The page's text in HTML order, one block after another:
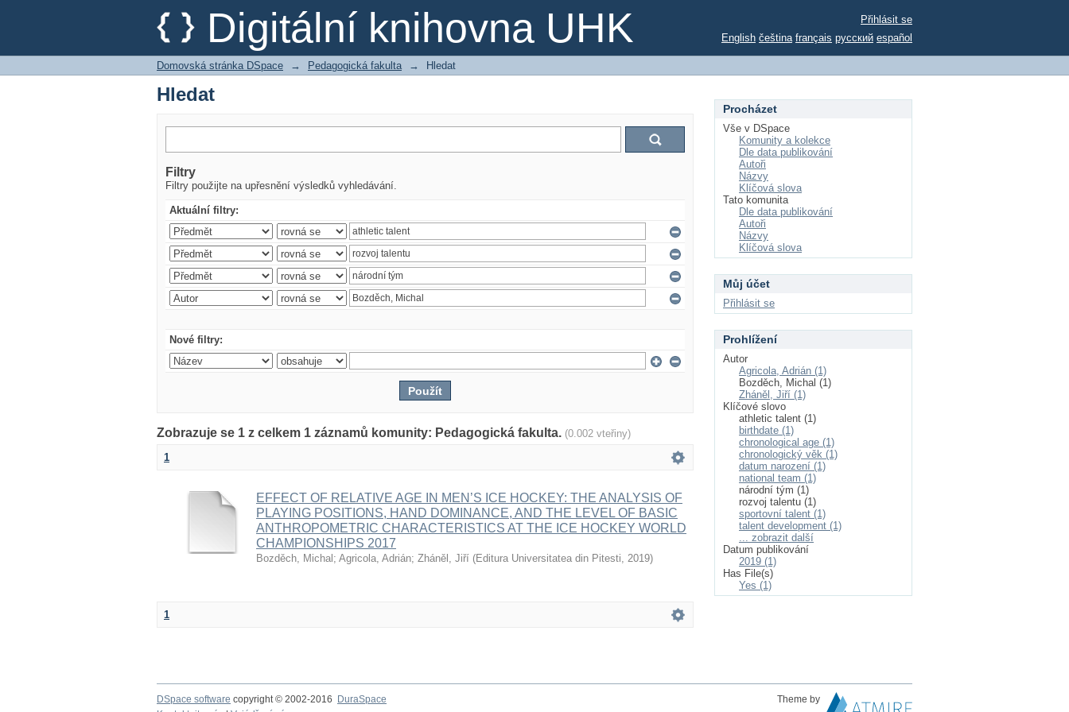
Digitální knihovna UHK
Hledat
Přihlásit se
English čeština français русский español
Domovská stránka DSpace → Pedagogická fakulta → Hledat
Hledat
Filtry
Filtry použijte na upřesnění výsledků vyhledávání.
Aktuální filtry:
Nové filtry:
Zobrazuje se 1 z celkem 1 záznamů komunity: Pedagogická fakulta. (0.002 vteřiny)
1
EFFECT OF RELATIVE AGE IN MEN’S ICE HOCKEY: THE ANALYSIS OF
PLAYING POSITIONS, HAND DOMINANCE, AND THE LEVEL OF BASIC
ANTHROPOMETRIC CHARACTERISTICS AT THE ICE HOCKEY WORLD
CHAMPIONSHIPS 2017
Bozděch, Michal ; Agricola, Adrián; Zháněl, Jiří (Editura Universitatea din Pitesti, 2019)
1
Procházet
Vše v DSpace
Komunity a kolekce
Dle data publikování
Autoři
Názvy
Klíčová slova
Tato komunita
Dle data publikování
Autoři
Názvy
Klíčová slova
Můj účet
Přihlásit se
Prohlížení
Autor
Agricola, Adrián (1)
Bozděch, Michal (1)
Zháněl, Jiří (1)
Klíčové slovo
athletic talent (1)
birthdate (1)
chronological age (1)
chronologický věk (1)
datum narození (1)
national team (1)
národní tým (1)
rozvoj talentu (1)
sportovní talent (1)
talent development (1)
... zobrazit další
Datum publikování
2019 (1)
Has File(s)
Yes (1)
DSpace software copyright © 2002-2016 DuraSpace
Theme by